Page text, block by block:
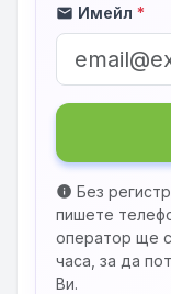
mail Имейл *
info Без
пишете
оператор ще
часа, за да
Ви.